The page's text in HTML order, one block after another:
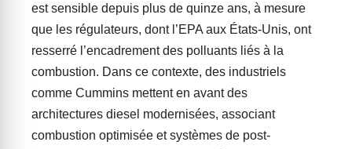
est sensible depuis plus de quinze ans, à mesure
que les régulateurs, dont l’EPA aux États-Unis, ont
resserré l’encadrement des polluants liés à la
combustion. Dans ce contexte, des industriels
comme Cummins mettent en avant des
architectures diesel modernisées, associant
combustion optimisée et systèmes de post-